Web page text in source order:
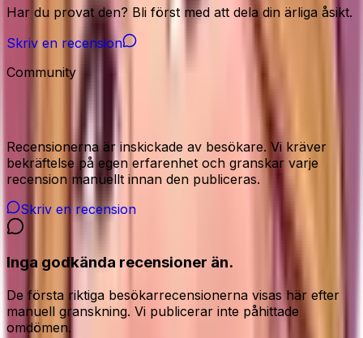
Har du provat den? Bli först med att dela din ärliga åsikt.
Skriv en recension
Community
Recensioner från våra besökare
Recensionerna är inskickade av besökare. Vi kräver
bekräftelse på egen erfarenhet och granskar varje
recension manuellt innan den publiceras.
Skriv en recension
Inga godkända recensioner än.
De första riktiga besökarrecensionerna visas här efter
manuell granskning. Vi publicerar inte påhittade
omdömen.